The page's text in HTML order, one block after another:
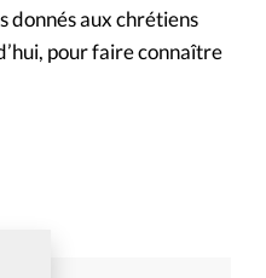
donnés aux chrétiens
pour faire connaître